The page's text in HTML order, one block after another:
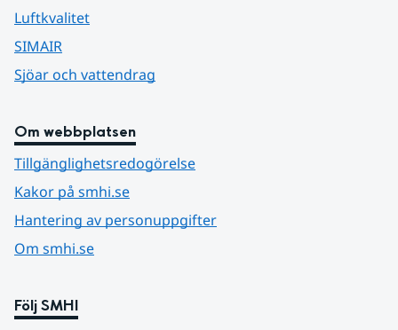
Luftkvalitet
SIMAIR
Sjöar och vattendrag
Om webbplatsen
Tillgänglighetsredogörelse
Kakor på smhi.se
Hantering av personuppgifter
Om smhi.se
Följ SMHI